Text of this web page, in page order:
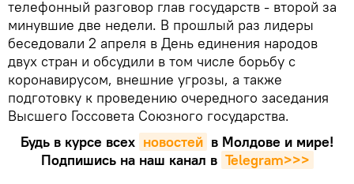
телефонный разговор глав государств - второй за
минувшие две недели. В прошлый раз лидеры
беседовали 2 апреля в День единения народов
двух стран и обсудили в том числе борьбу с
коронавирусом, внешние угрозы, а также
подготовку к проведению очередного заседания
Высшего Госсовета Союзного государства.
Будь в курсе всех новостей в Молдове и мире!
Подпишись на наш канал в Telegram>>>